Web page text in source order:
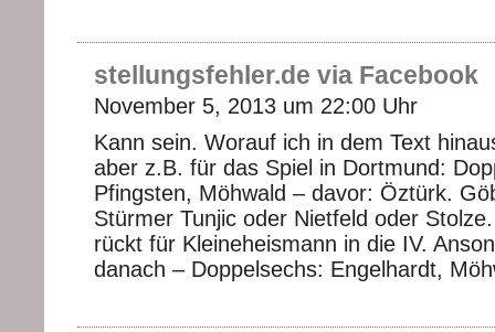
stellungsfehler.de via Facebook
November 5, 2013 um 22:00 Uhr
Kann sein. Worauf ich in dem Text
aber z.B. für das Spiel in Dortmund:
Pfingsten, Möhwald – davor: Öztürk.
Stürmer Tunjic oder Nietfeld oder
rückt für Kleineheismann in die IV.
danach – Doppelsechs: Engelhardt,